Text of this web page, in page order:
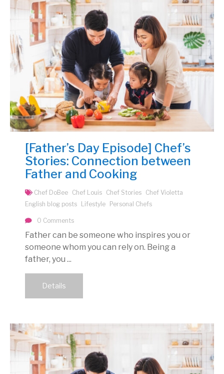
[Father’s Day Episode] Chef’s
Stories: Connection between
Father and Cooking
Chef DoBee Chef Louis Chef Stories Chef Violetta
English blog posts
Lifestyle Personal Chefs
0 Comments
Father can be someone who inspires you or
someone whom you can rely on. Being a
father, you ...
Details